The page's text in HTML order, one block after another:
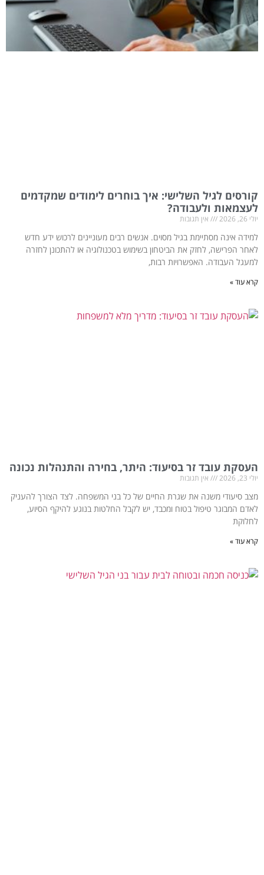
קורסים לגיל השלישי: איך בוחרים לימודים שמקדמים
לעצמאות ולעבודה?
יולי 26, 2026 אין תגובות
למידה אינה מסתיימת בגיל מסוים. אנשים רבים מעוניינים לרכוש ידע חדש
לאחר הפרישה, לחזק את הביטחון בשימוש בטכנולוגיה או להתכונן לחזרה
למעגל העבודה. האפשרויות רבות,
קרא עוד »
העסקת עובד זר בסיעוד: היתר, בחירה והתנהלות נכונה
יולי 23, 2026 אין תגובות
מצב סיעודי משנה את שגרת החיים של כל בני המשפחה. לצד הצורך להעניק
לאדם המבוגר טיפול בטוח ומכבד, יש לקבל החלטות בנוגע להיקף הסיוע,
לחלוקת
קרא עוד »